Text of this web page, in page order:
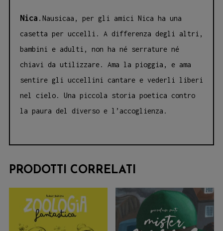
Nica . Nausicaa, per gli amici Nica ha una
casetta per uccelli. A differenza degli altri,
bambini e adulti, non ha né serrature né
chiavi da utilizzare. Ama la pioggia, e ama
sentire gli uccellini cantare e vederli liberi
nel cielo. Una piccola storia poetica contro
la paura del diverso e l’accoglienza.
PRODOTTI CORRELATI